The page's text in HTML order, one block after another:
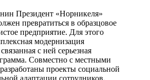
Президент «Норникеля»
превратиться в образцовое
предприятие. Для этого
модернизация
с ней серьезная
Совместно с местными
проекты социальной
адаптации сотрудников.